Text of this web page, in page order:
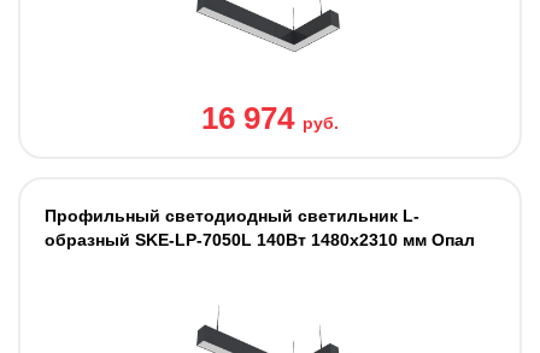
16 974 руб.
Профильный светодиодный светильник L-
образный SKE-LP-7050L 140Вт 1480x2310 мм Опал